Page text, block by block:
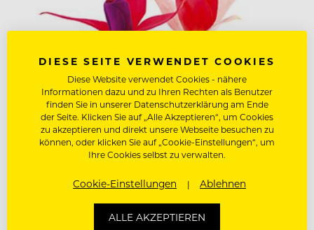
FOOD-KNOW-HOW
Die Blüten der Kochkunst
Eine Renaissance der Blüten findet derzeit Einzug
in die Topgastronomie. Was ist dran an diesem
Trend? Bringen die Blumen tatsächlich einen
DIESE SEITE VERWENDET COOKIES
Diese Website verwendet Cookies - nähere
Informationen dazu und zu Ihren Rechten als Benutzer
finden Sie in unserer Datenschutzerklärung am Ende
der Seite. Klicken Sie auf „Alle Akzeptieren“, um Cookies
zu akzeptieren und direkt unsere Webseite besuchen zu
können, oder klicken Sie auf „Cookie-Einstellungen“, um
Ihre Cookies selbst zu verwalten.
Cookie-Einstellungen Ablehnen
ALLE AKZEPTIEREN